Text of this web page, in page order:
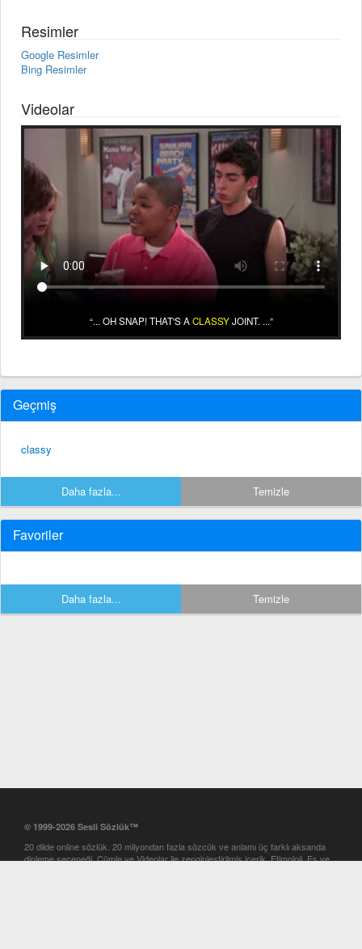
Resimler
Google Resimler
Bing Resimler
Videolar
... OH SNAP! THAT'S ACLASSYJOINT. ...
Geçmiş
classy
Daha fazla... Temizle
Favoriler
Daha fazla... Temizle
© 1999-2026 Sesli Sözlük™
20 dilde online sözlük. 20 milyondan fazla sözcük ve anlamı üç farklı aksanda
dinleme seçeneği. Cümle ve Videolar ile zenginleştirilmiş içerik. Etimoloji, Eş ve